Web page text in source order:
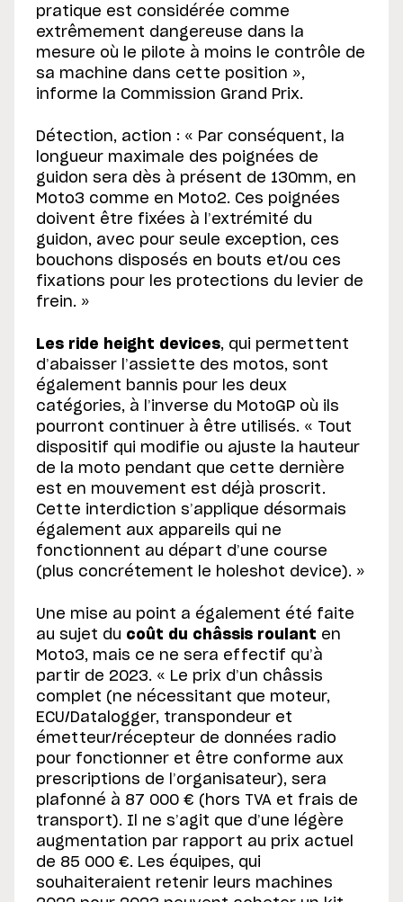
pratique est considérée comme
extrêmement dangereuse dans la
mesure où le pilote à moins le contrôle de
sa machine dans cette position »,
informe la Commission Grand Prix.
Détection, action : « Par conséquent, la
longueur maximale des poignées de
guidon sera dès à présent de 130mm, en
Moto3 comme en Moto2. Ces poignées
doivent être fixées à l’extrémité du
guidon, avec pour seule exception, ces
bouchons disposés en bouts et/ou ces
fixations pour les protections du levier de
frein. »
Les ride height devices, qui permettent
d’abaisser l’assiette des motos, sont
également bannis pour les deux
catégories, à l’inverse du MotoGP où ils
pourront continuer à être utilisés. « Tout
dispositif qui modifie ou ajuste la hauteur
de la moto pendant que cette dernière
est en mouvement est déjà proscrit.
Cette interdiction s’applique désormais
également aux appareils qui ne
fonctionnent au départ d’une course
(plus concrétement le holeshot device). »
Une mise au point a également été faite
au sujet du coût du châssis roulant en
Moto3, mais ce ne sera effectif qu’à
partir de 2023. « Le prix d’un châssis
complet (ne nécessitant que moteur,
ECU/Datalogger, transpondeur et
émetteur/récepteur de données radio
pour fonctionner et être conforme aux
prescriptions de l’organisateur), sera
plafonné à 87 000 € (hors TVA et frais de
transport). Il ne s’agit que d’une légère
augmentation par rapport au prix actuel
de 85 000 €. Les équipes, qui
souhaiteraient retenir leurs machines